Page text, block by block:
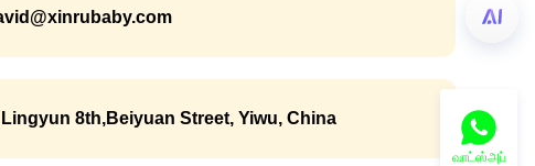
Lingyun 8th,Beiyuan Street, Yiwu, China
வாட்ஸ்அப்